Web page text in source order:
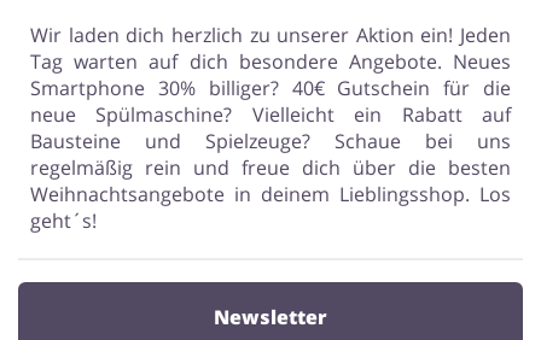
Wir laden dich herzlich zu unserer Aktion ein! Jeden
Tag warten auf dich besondere Angebote. Neues
Smartphone 30% billiger? 40€ Gutschein für die
neue Spülmaschine? Vielleicht ein Rabatt auf
Bausteine und Spielzeuge? Schaue bei uns
regelmäßig rein und freue dich über die besten
Weihnachtsangebote in deinem Lieblingsshop. Los
geht´s!
Newsletter